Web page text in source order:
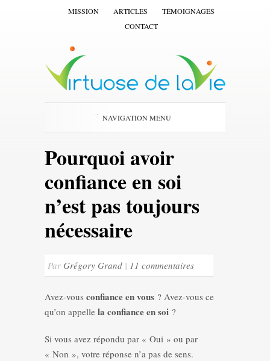
MISSION ARTICLES
TÉMOIGNAGES
CONTACT
NAVIGATION MENU
Pourquoi avoir
confiance en soi
n’est pas toujours
nécessaire
Par Grégory Grand | 11 commentaires
Avez-vous confiance en vous ? Avez-vous ce
qu’on appelle la confiance en soi ?
Si vous avez répondu par « Oui » ou par
« Non », votre réponse n’a pas de sens.